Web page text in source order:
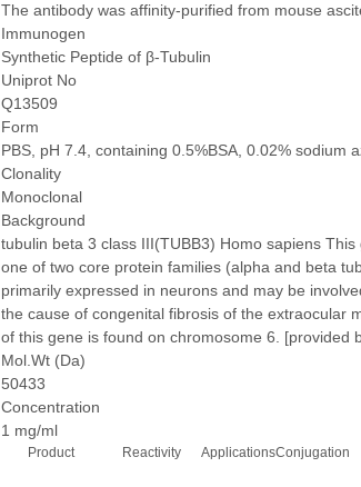
The antibody was affinity-purified from mouse
Immunogen
Synthetic Peptide of β-Tubulin
Uniprot No
Q13509
Form
PBS, pH 7.4, containing 0.5%BSA, 0.02% sodium
Clonality
Monoclonal
Background
tubulin beta 3 class III(TUBB3) Homo sapiens
one of two core protein families (alpha and beta
primarily expressed in neurons and may be
the cause of congenital fibrosis of the extraocular
of this gene is found on chromosome 6. [provided
Mol.Wt (Da)
50433
Concentration
1 mg/ml
Product Reactivity ApplicationsConjugation